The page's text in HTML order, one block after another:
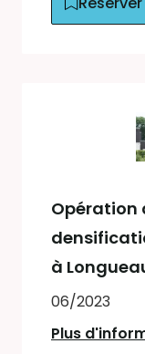
Opération
à
06/2023
Plus